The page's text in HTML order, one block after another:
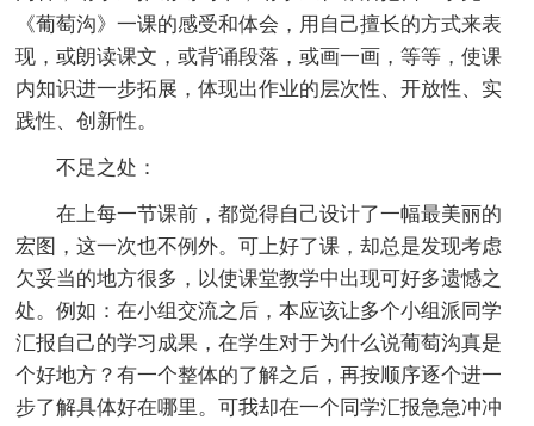
《葡萄沟》一课的感受和体会，用自己擅长的方式来表
现，或朗读课文，或背诵段落，或画一画，等等，使课
内知识进一步拓展，体现出作业的层次性、开放性、实
践性、创新性。
不足之处：
在上每一节课前，都觉得自己设计了一幅最美丽的
宏图，这一次也不例外。可上好了课，却总是发现考虑
欠妥当的地方很多，以使课堂教学中出现可好多遗憾之
处。例如：在小组交流之后，本应该让多个小组派同学
汇报自己的学习成果，在学生对于为什么说葡萄沟真是
个好地方？有一个整体的了解之后，再按顺序逐个进一
步了解具体好在哪里。可我却在一个同学汇报急急冲冲